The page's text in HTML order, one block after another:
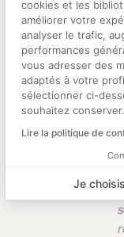
cookies et les
améliorer votre
analyser le trafic,
performances
vous adresser des
adaptés à votre
sélectionner ci-
souhaitez conserver.
Lire la politique de
Je choisis